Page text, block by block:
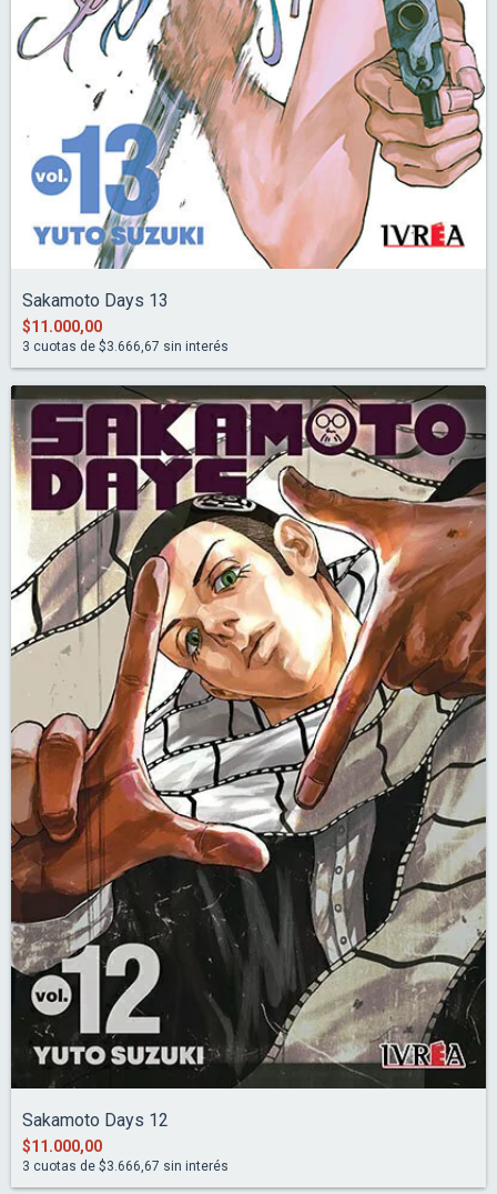
Sakamoto Days 13
$11.000,00
3 cuotas de $3.666,67 sin interés
Sakamoto Days 12
$11.000,00
3 cuotas de $3.666,67 sin interés